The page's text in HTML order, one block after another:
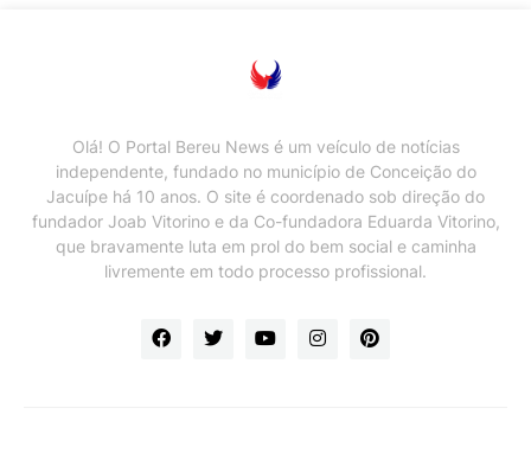
Olá! O Portal Bereu News é um veículo de notícias
independente, fundado no município de Conceição do
Jacuípe há 10 anos. O site é coordenado sob direção do
fundador Joab Vitorino e da Co-fundadora Eduarda Vitorino,
que bravamente luta em prol do bem social e caminha
livremente em todo processo profissional.